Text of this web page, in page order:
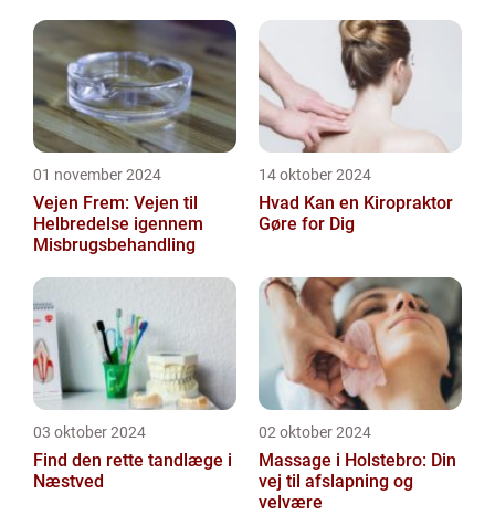
01 november 2024
Vejen Frem: Vejen til
Helbredelse igennem
Misbrugsbehandling
14 oktober 2024
Hvad Kan en Kiropraktor
Gøre for Dig
03 oktober 2024
Find den rette tandlæge i
Næstved
02 oktober 2024
Massage i Holstebro: Din
vej til afslapning og
velvære